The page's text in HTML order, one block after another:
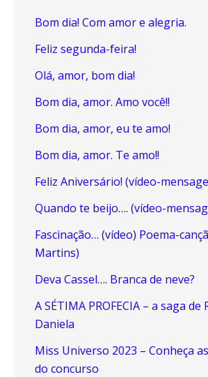
Bom dia! Com amor e alegria.
Feliz segunda-feira!
Olá, amor, bom dia!
Bom dia, amor. Amo você!!
Bom dia, amor, eu te amo!
Bom dia, amor. Te amo!!
Feliz Aniversário! (vídeo-
Quando te beijo…. (vídeo-
Fascinação… (vídeo) Poema-
Martins)
Deva Cassel…. Branca de neve?
A SÉTIMA PROFECIA – a saga de
Daniela
Miss Universo 2023 – Conheça
do concurso